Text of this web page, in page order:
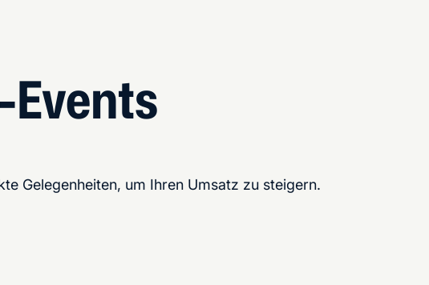
Gelegenheiten, um Ihren Umsatz zu steigern.